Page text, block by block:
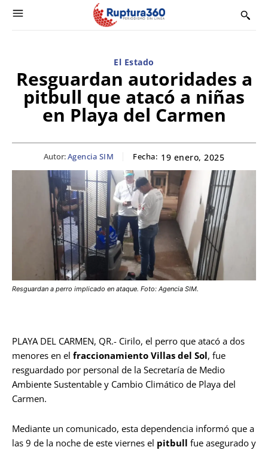
El Estado
Resguardan autoridades a
pitbull que atacó a niñas
en Playa del Carmen
Autor:Agencia SIM Fecha: 19 enero, 2025
Resguardan a perro implicado en ataque. Foto: Agencia SIM.
PLAYA DEL CARMEN, QR.- Cirilo, el perro que atacó a dos
menores en el fraccionamiento Villas del Sol, fue
resguardado por personal de la Secretaría de Medio
Ambiente Sustentable y Cambio Climático de Playa del
Carmen.
Mediante un comunicado, esta dependencia informó que a
las 9 de la noche de este viernes el pitbull fue asegurado y